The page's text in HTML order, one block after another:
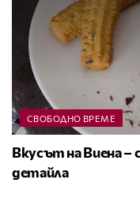
СВОБОДНО ВРЕМЕ
Вкусът на Виена –
детайла